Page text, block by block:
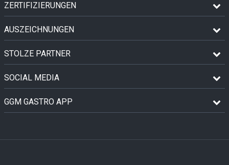
ZERTIFIZIERUNGEN
AUSZEICHNUNGEN
STOLZE PARTNER
SOCIAL MEDIA
GGM GASTRO APP